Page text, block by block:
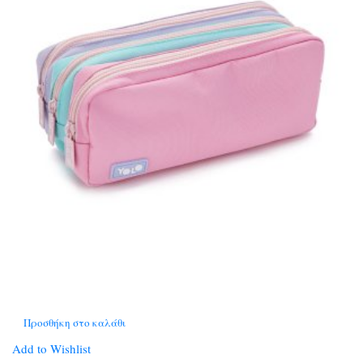
Προσθήκη στο καλάθι
Add to Wishlist